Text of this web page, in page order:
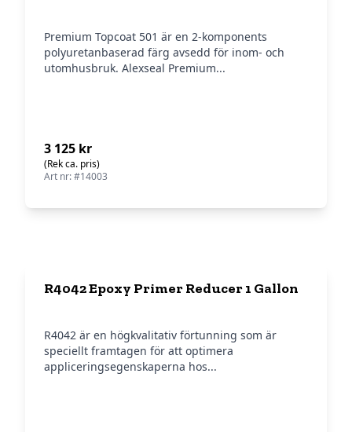
Premium Topcoat 501 är en 2-komponents
polyuretanbaserad färg avsedd för inom- och
utomhusbruk. Alexseal Premium...
3 125 kr
(Rek ca. pris)
Art nr: #14003
R4042 Epoxy Primer Reducer 1 Gallon
R4042 är en högkvalitativ förtunning som är
speciellt framtagen för att optimera
appliceringsegenskaperna hos...